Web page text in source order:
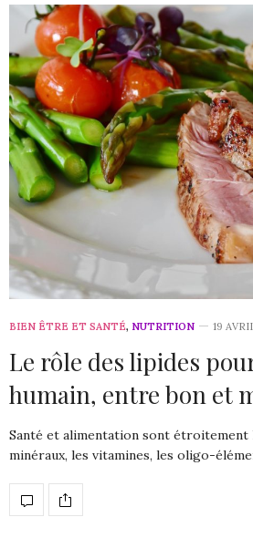
BIEN ÊTRE ET SANTÉ, NUTRITION 19
Le rôle des lipides
humain, entre bon et
Santé et alimentation sont étroitement
minéraux, les vitamines, les oligo-